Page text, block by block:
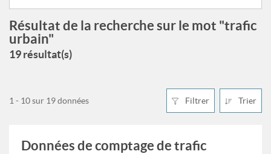
Résultat de la recherche sur le mot "trafic
urbain"
19 résultat(s)
Filtrer Trier
1 - 10 sur 19 données
Données de comptage de trafic